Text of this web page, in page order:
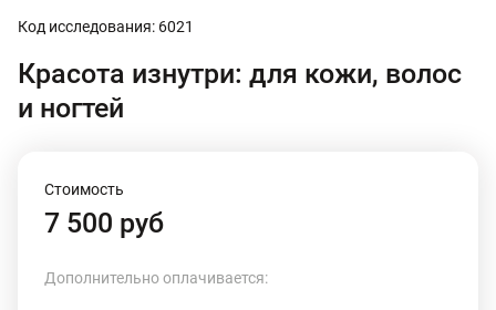
Код исследования: 6021
Красота изнутри: для кожи, волос
и ногтей
Стоимость
7 500 руб
Дополнительно оплачивается: